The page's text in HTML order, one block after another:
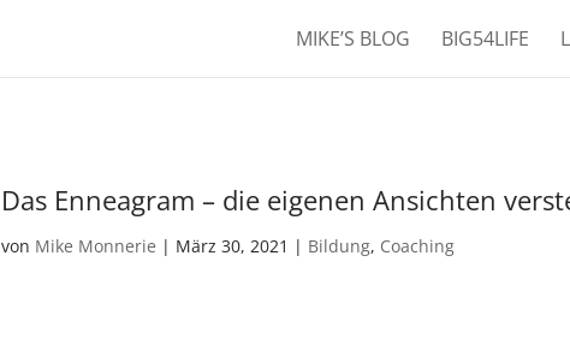
MIKE’S BLOG BIG54LIFE
Das Enneagram – die eigenen Ansichten
von Mike Monnerie | März 30, 2021 | Bildung, Coaching